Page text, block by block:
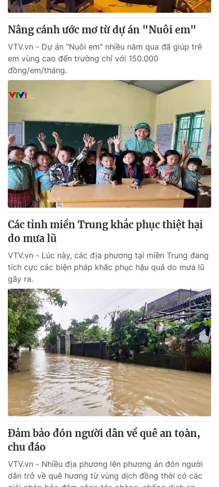
Nâng cánh ước mơ từ dự án "Nuôi em"
VTV.vn - Dự án "Nuôi em" nhiều năm qua đã giúp trẻ
em vùng cao đến trường chỉ với 150.000
đồng/em/tháng.
Các tỉnh miền Trung khắc phục thiệt hại
do mưa lũ
VTV.vn - Lúc này, các địa phương tại miền Trung đang
tích cực các biện pháp khắc phục hậu quả do mưa lũ
gây ra.
Đảm bảo đón người dân về quê an toàn,
chu đáo
VTV.vn - Nhiều địa phương lên phương án đón người
dân trở về quê hương từ vùng dịch đồng thời có các